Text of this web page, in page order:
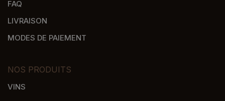
FAQ
LIVRAISON
MODES DE PAIEMENT
NOS PRODUITS
VINS